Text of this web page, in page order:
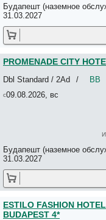
FunkNBunk Hostel 2*
Gaia Astoria 2*
Garay Terrace
Gardonyi Guesthouse
Garibaldi 5 Apartments
Gartner Hotel 3*
Gastland M0 Hotel &
Gerloczy Boutique Hotel
Gold Hotel Apartments 3*
Gold Pest 3*
Golden Stars DELUXE
Golden Stars DREAM
Golden Stars ROYAL
Good Luck No*
Gorgeous Ernesto 3*
Gozsdu Court 3*
Будапешт (наземное
31.03.2027
09.08.2026, вс
Будапешт (наземное
31.03.2027
PROMENADE CITY
/ BB
Dbl Standard / 2Ad
ESTILO FASHION HOTEL
BUDAPEST 4*